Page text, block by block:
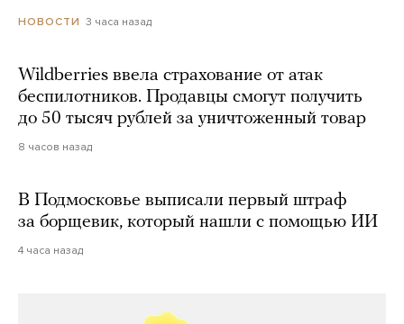
НОВОСТИ 3 часа назад
Wildberries ввела страхование от атак
беспилотников. Продавцы смогут получить
до 50 тысяч рублей за уничтоженный товар
8 часов назад
В Подмосковье выписали первый штраф
за борщевик, который нашли с помощью ИИ
4 часа назад